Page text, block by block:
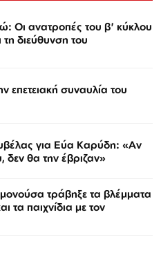
Οι ανατροπές του β' κύκλου
τη διεύθυνση του
επετειακή συναυλία του
για Εύα Καρύδη: «Αν
δεν θα την έβριζαν»
τράβηξε τα βλέμματα
τα παιχνίδια με τον